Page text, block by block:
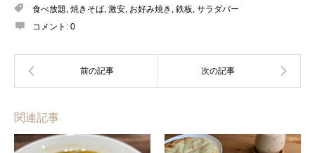
食べ放題, 焼きそば, 激安, お好み焼き , 鉄板, サラダバー
コメント: 0
関連記事